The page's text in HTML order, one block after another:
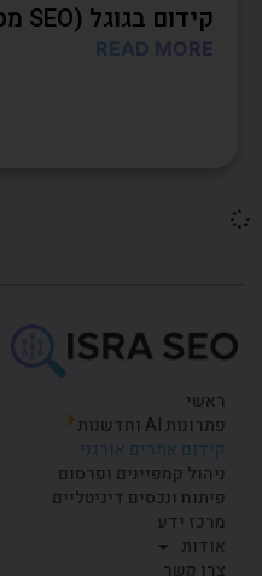
קידום בגוגל (SEO מסורתי עם כלי AI)
READ MORE
ראשי
פתרונות AI וחדשנות
קידום אתרים אורגני
ניהול קמפיינים ופרסום
פיתוח ונכסים דיגיטליים
מרכז ידע
אודות
צרו קשר